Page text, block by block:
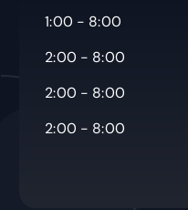
8:00 - 1:00
8:00 - 2:00
8:00 - 2:00
8:00 - 2:00